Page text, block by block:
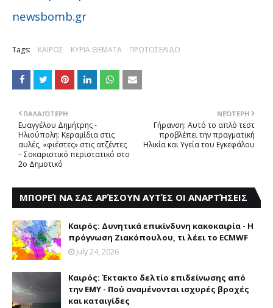
newsbomb.gr
Tags: ΚΑΙΡΟΣ ΚΥΡΙΑ ΘΕΜΑΤΑ ΠΡΩΤΟΣΕΛΙΔΟ
ΝΕΌΤΕΡΗ
Γήρανση: Αυτό το απλό τεστ
προβλέπει την πραγματική
Hλικία και Yγεία του Eγκεφάλου
ΠΑΛΑΙΌΤΕΡΗ
Ευαγγέλου Δημήτρης -
Ηλιούπολη: Κεραμίδια στις
αυλές, «φιέστες» στις ατζέντες
– Σοκαριστικό περιστατικό στο
2ο Δημοτικό
ΜΠΟΡΕΊ ΝΑ ΣΑΣ ΑΡΈΣΟΥΝ ΑΥΤΈΣ ΟΙ ΑΝΑΡΤΉΣΕΙΣ
Καιρός: Δυνητικά επικίνδυνη κακοκαιρία - Η
πρόγνωση Ζιακόπουλου, τι λέει το ECMWF
July 24, 2026
Καιρός: Έκτακτο δελτίο επιδείνωσης από
την EMY - Πού αναμένονται ισχυρές βροχές
και καταιγίδες